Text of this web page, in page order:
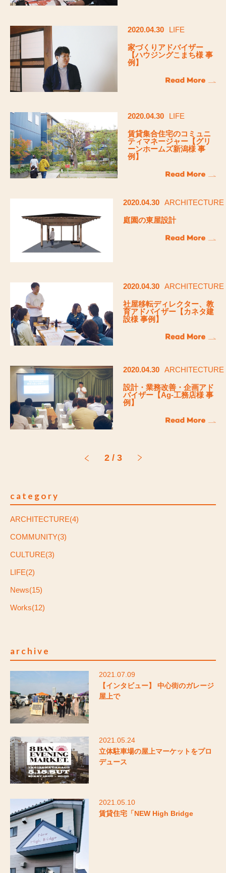
2020.04.30 LIFE
家づくりアドバイザー
【ハウジングこまち様 事
例】
2020.04.30 LIFE
賃貸集合住宅のコミュニ
ティマネージャー【グリ
ーンホームズ新潟様 事
例】
2020.04.30 ARCHITECTURE
庭園の東屋設計
2020.04.30 ARCHITECTURE
社屋移転ディレクター、教
育アドバイザー【カネタ建
設様 事例】
2020.04.30 ARCHITECTURE
設計・業務改善・企画アド
バイザー【Ag-工務店様 事
例】
2 / 3
category
ARCHITECTURE(4)
COMMUNITY(3)
CULTURE(3)
LIFE(2)
News(15)
Works(12)
archive
2021.07.09
【インタビュー】 中心街のガレージ
屋上で
2021.05.24
立体駐車場の屋上マーケットをプロ
デュース
2021.05.10
賃貸住宅「NEW High Bridge